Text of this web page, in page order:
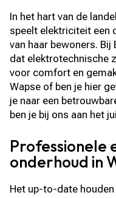
In het hart van de
speelt elektriciteit een
van haar bewoners.
dat elektrotechnische
voor comfort en
Wapse of ben je hier
je naar een
ben je bij ons aan het
Professionele
onderhoud in
Het up-to-date